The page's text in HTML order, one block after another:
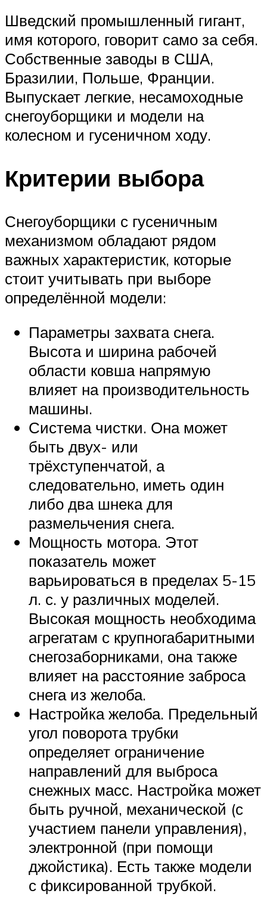
Шведский промышленный гигант,
имя которого, говорит само за себя.
Собственные заводы в США,
Бразилии, Польше, Франции.
Выпускает легкие, несамоходные
снегоуборщики и модели на
колесном и гусеничном ходу.
Критерии выбора
Снегоуборщики с гусеничным
механизмом обладают рядом
важных характеристик, которые
стоит учитывать при выборе
определённой модели:
Параметры захвата снега.
Высота и ширина рабочей
области ковша напрямую
влияет на производительность
машины.
Система чистки. Она может
быть двух- или
трёхступенчатой, а
следовательно, иметь один
либо два шнека для
размельчения снега.
Мощность мотора. Этот
показатель может
варьироваться в пределах 5-15
л. с. у различных моделей.
Высокая мощность необходима
агрегатам с крупногабаритными
снегозаборниками, она также
влияет на расстояние заброса
снега из желоба.
Настройка желоба. Предельный
угол поворота трубки
определяет ограничение
направлений для выброса
снежных масс. Настройка может
быть ручной, механической (с
участием панели управления),
электронной (при помощи
джойстика). Есть также модели
с фиксированной трубкой.